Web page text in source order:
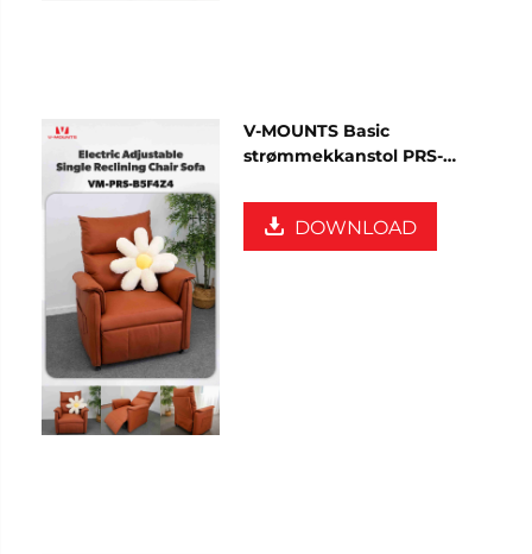
V-MOUNTS Basic
strømmekkanstol PRS-
DOWNLOAD